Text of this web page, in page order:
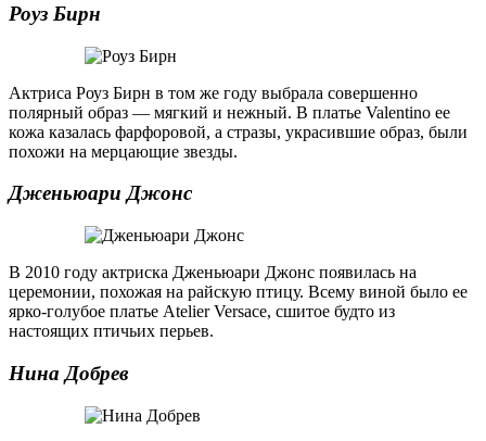
Роуз Бирн
Актриса Роуз Бирн в том же году выбрала совершенно
полярный образ — мягкий и нежный. В платье Valentino ее
кожа казалась фарфоровой, а стразы, украсившие образ, были
похожи на мерцающие звезды.
Дженьюари Джонс
В 2010 году актриска Дженьюари Джонс появилась на
церемонии, похожая на райскую птицу. Всему виной было ее
ярко-голубое платье Atelier Versace, сшитое будто из
настоящих птичьих перьев.
Нина Добрев